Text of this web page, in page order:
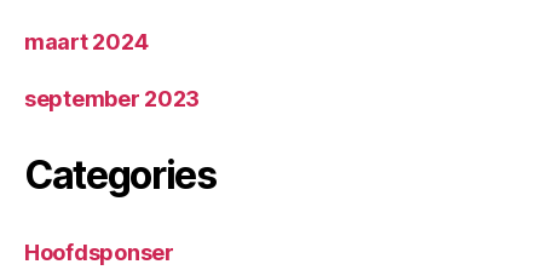
maart 2024
september 2023
Categories
Hoofdsponser